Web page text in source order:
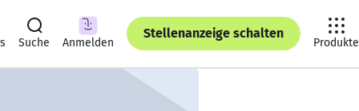
Suche Anmelden
Stellenanzeige schalten
Produkte